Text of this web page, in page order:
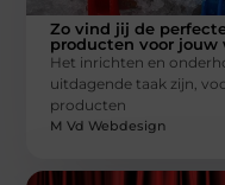
Zo vind jij de
producten voor jouw
Het inrichten en
uitdagende taak zijn,
producten
M Vd Webdesign